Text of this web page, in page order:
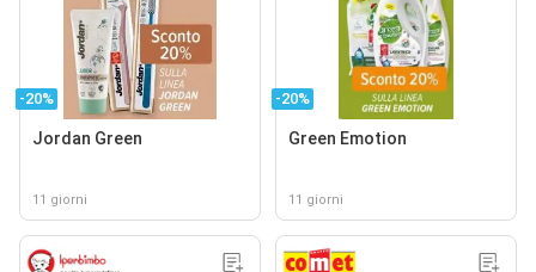
-20%
Jordan Green
11 giorni
-20%
Green Emotion
11 giorni